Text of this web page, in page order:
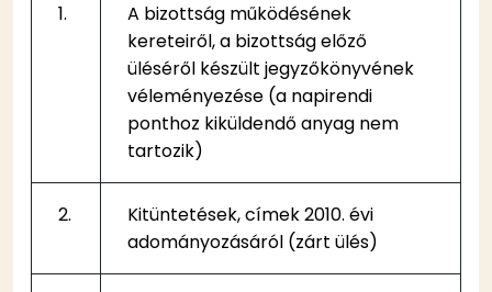
1.
A bizottság működésének
kereteiről, a bizottság előző
üléséről készült jegyzőkönyvének
véleményezése (a napirendi
ponthoz kiküldendő anyag nem
tartozik)
2.
Kitüntetések, címek 2010. évi
adományozásáról (zárt ülés)